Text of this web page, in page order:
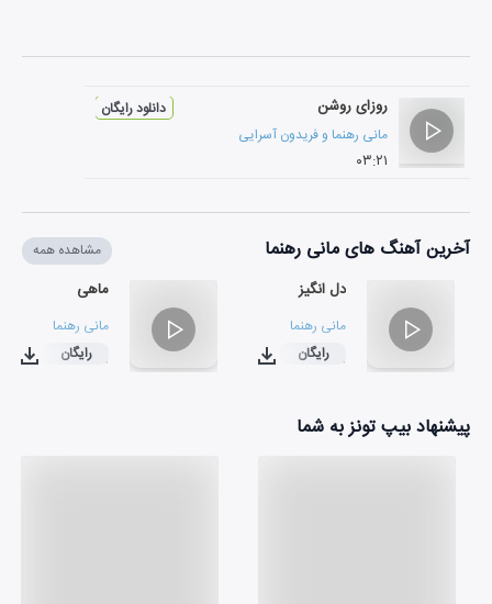
روزای روشن
مانی رهنما و فریدون آسرایی
۰۳:۲۱
دانلود رایگان
آخرین آهنگ های مانی رهنما مشاهده همه
دل انگیز
مانی رهنما
۰۳:۱۹رایگان
ماهی
مانی رهنما
۰۴:۲۹رایگان
پیشنهاد بیپ تونز به شما